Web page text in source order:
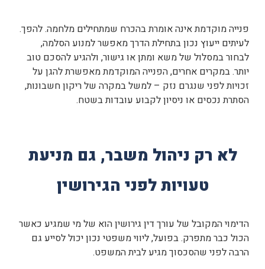
פנייה מוקדמת אינה אומרת בהכרח שמתחילים מלחמה. להפך.
לעיתים ייעוץ נכון בתחילת הדרך מאפשר למנוע הסלמה,
לבחור במסלול של משא ומתן או גישור, ולהגיע להסכם טוב
יותר. במקרים אחרים, הפנייה המוקדמת מאפשרת להגן על
זכויות לפני שנגרם נזק – למשל במקרה של ריקון חשבונות,
הסתרת נכסים או ניסיון לקבוע עובדות בשטח.
לא רק ניהול משבר, גם מניעת
טעויות לפני הגירושין
הדימוי המקובל של עורך דין גירושין הוא של מי שמגיע כאשר
הכול כבר מתפרק. בפועל, ליווי משפטי נכון יכול לסייע גם
הרבה לפני שהסכסוך מגיע לבית המשפט.